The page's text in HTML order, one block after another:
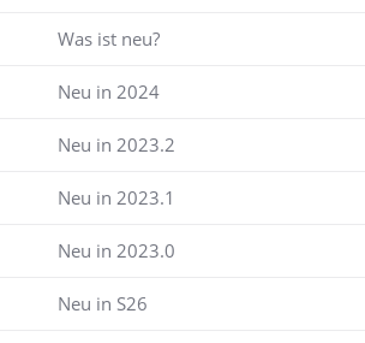
Was ist neu?
Neu in 2024
Neu in 2023.2
Neu in 2023.1
Neu in 2023.0
Neu in S26